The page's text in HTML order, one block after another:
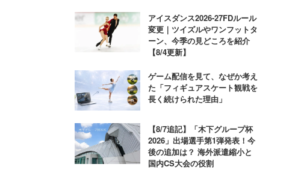
アイスダンス2026-27FDルール
変更｜ツイズルやワンフットタ
ーン、今季の見どころを紹介
【8/4更新】
ゲーム配信を見て、なぜか考え
た「フィギュアスケート観戦を
長く続けられた理由」
【8/7追記】「木下グループ杯
2026」出場選手第1弾発表！今
後の追加は？ 海外派遣縮小と
国内CS大会の役割